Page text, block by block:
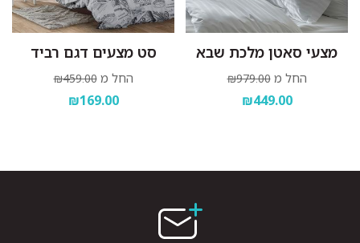
מצעי סאטן מלכת שבא
החל מ ₪979.00
₪449.00
סט מצעים דגם רביד
החל מ ₪459.00
₪169.00